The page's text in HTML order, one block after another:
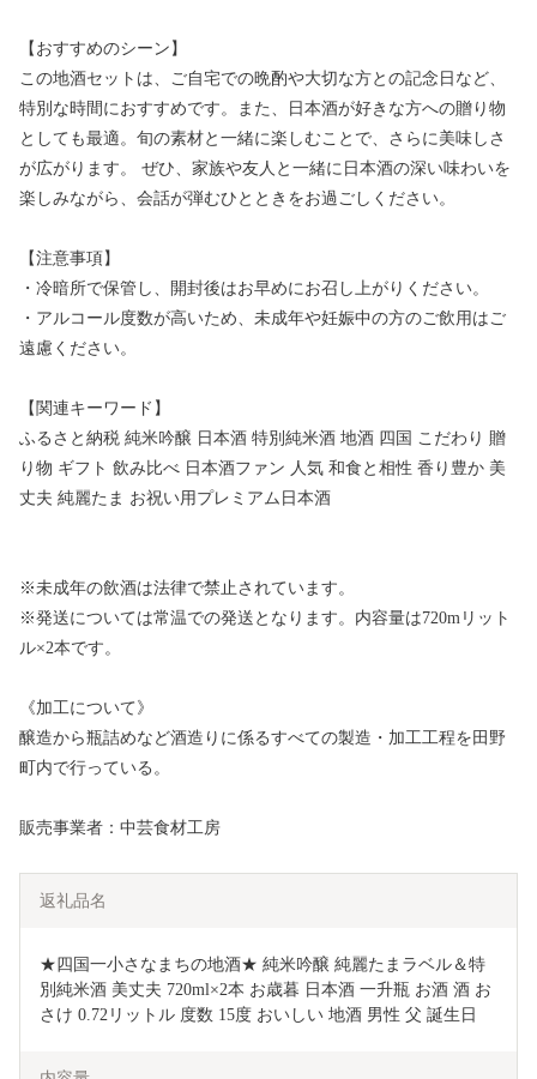
【おすすめのシーン】
この地酒セットは、ご自宅での晩酌や大切な方との記念日など、
特別な時間におすすめです。また、日本酒が好きな方への贈り物
としても最適。旬の素材と一緒に楽しむことで、さらに美味しさ
が広がります。 ぜひ、家族や友人と一緒に日本酒の深い味わいを
楽しみながら、会話が弾むひとときをお過ごしください。
【注意事項】
・冷暗所で保管し、開封後はお早めにお召し上がりください。
・アルコール度数が高いため、未成年や妊娠中の方のご飲用はご
遠慮ください。
【関連キーワード】
ふるさと納税 純米吟醸 日本酒 特別純米酒 地酒 四国 こだわり 贈
り物 ギフト 飲み比べ 日本酒ファン 人気 和食と相性 香り豊か 美
丈夫 純麗たま お祝い用プレミアム日本酒
※未成年の飲酒は法律で禁止されています。
※発送については常温での発送となります。内容量は720mリット
ル×2本です。
《加工について》
醸造から瓶詰めなど酒造りに係るすべての製造・加工工程を田野
町内で行っている。
販売事業者：中芸食材工房
返礼品名
★四国一小さなまちの地酒★ 純米吟醸 純麗たまラベル＆特
別純米酒 美丈夫 720ml×2本 お歳暮 日本酒 一升瓶 お酒 酒 お
さけ 0.72リットル 度数 15度 おいしい 地酒 男性 父 誕生日